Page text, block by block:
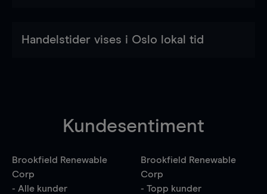
Handelstider vises i Oslo lokal tid
Kundesentiment
Brookfield Renewable
Corp
- Alle kunder
Brookfield Renewable
Corp
- Topp kunder